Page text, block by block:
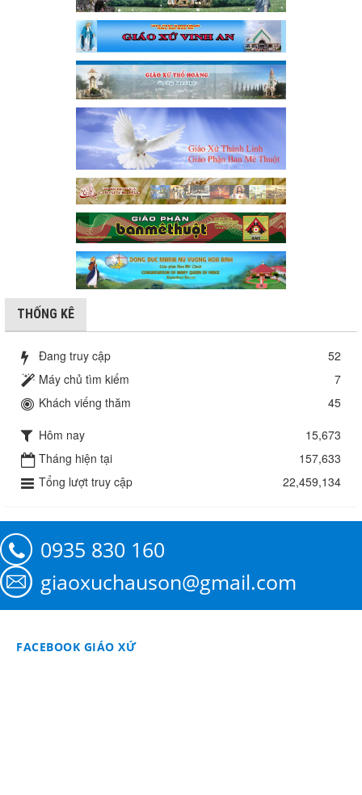
THỐNG KÊ
Đang truy cập
52
Máy chủ tìm kiếm
7
Khách viếng thăm
45
Hôm nay
15,673
Tháng hiện tại
157,633
Tổng lượt truy cập
22,459,134
0935 830 160
giaoxuchauson@gmail.com
FACEBOOK GIÁO XỨ